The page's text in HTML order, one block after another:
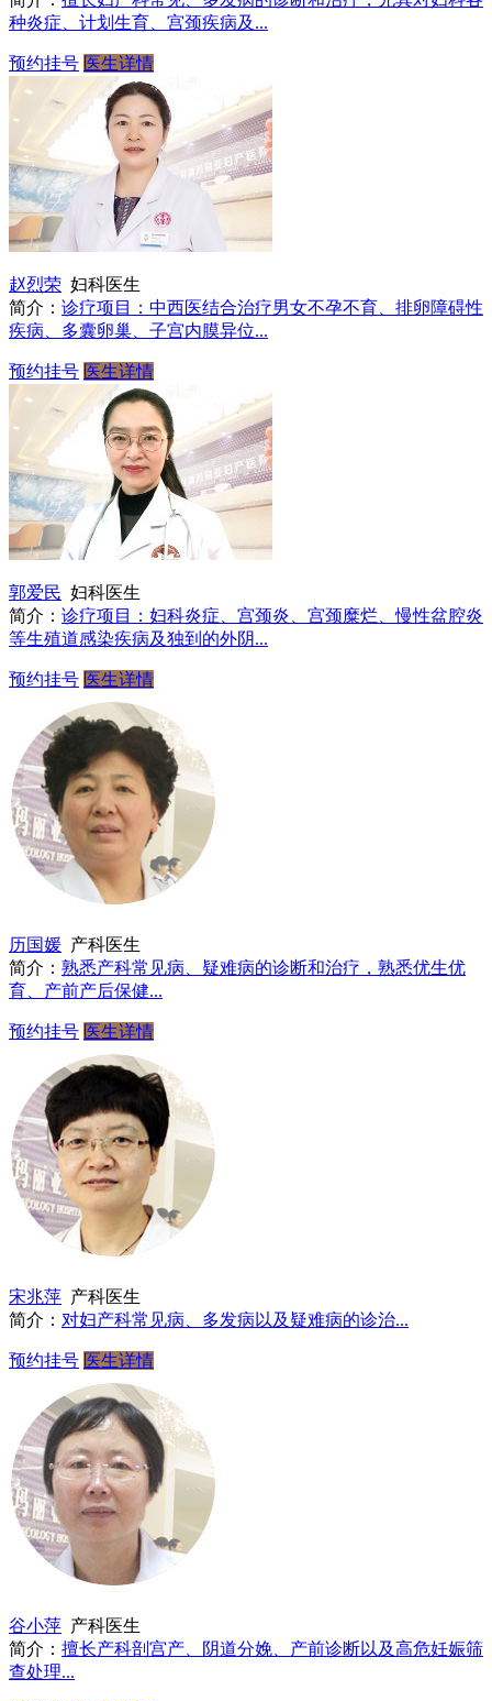
种炎症、计划生育、宫颈疾病及...
预约挂号 医生详情
赵烈荣 妇科医生
简介： 诊疗项目：中西医结合治疗男女不孕不育、排卵障碍性
疾病、多囊卵巢、子宫内膜异位...
预约挂号 医生详情
郭爱民 妇科医生
简介： 诊疗项目：妇科炎症、宫颈炎、宫颈糜烂、慢性盆腔炎
等生殖道感染疾病及独到的外阴...
预约挂号 医生详情
历国媛 产科医生
简介： 熟悉产科常见病、疑难病的诊断和治疗，熟悉优生优
育、产前产后保健...
预约挂号 医生详情
宋兆萍 产科医生
简介： 对妇产科常见病、多发病以及疑难病的诊治...
预约挂号 医生详情
谷小萍 产科医生
简介： 擅长产科剖宫产、阴道分娩、产前诊断以及高危妊娠筛
查处理...